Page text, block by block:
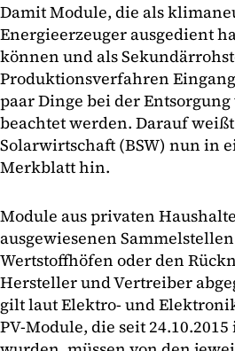
Damit Module, die als
Energieerzeuger ausgedient
können und als
Produktionsverfahren
paar Dinge bei der
beachtet werden. Darauf
Solarwirtschaft (BSW) nun in
Merkblatt hin.
Module aus privaten
ausgewiesenen
Wertstoffhöfen oder den
Hersteller und Vertreiber
gilt laut Elektro- und
PV-Module, die seit